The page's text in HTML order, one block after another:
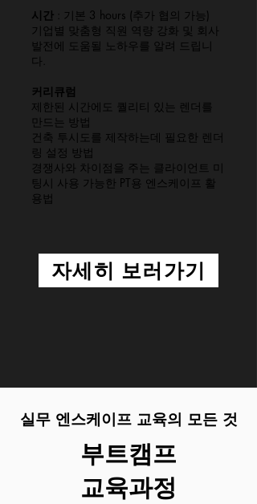
시간 : 기본 3 hours (추가 협의 가능)
기업별 맞춤형 직원 역량 강화 및 회사
발전에 도움될 노하우를 알려 드립니
다.
커리큐럼
제한된 시간에도 퀄리티 있는 렌더를
만드는 방법
건축 투시도를 제작하는데 필요한 렌더
링 설정 방법
경쟁사와 차이점을 주는 클라이언트 미
팅시 사용 가능한 PT용 엔스케이프 활
용법
자세히 보러가기
실무 엔스케이프 교육의 모든 것
​부트캠프
교육과정